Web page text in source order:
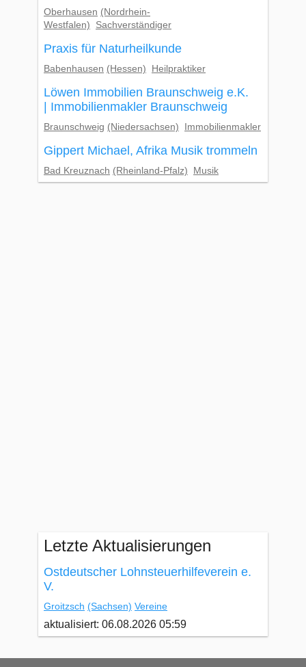
Oberhausen (Nordrhein-
Westfalen)
Sachverständiger
Praxis für Naturheilkunde
Babenhausen (Hessen) Heilpraktiker
Löwen Immobilien Braunschweig e.K.
| Immobilienmakler Braunschweig
Braunschweig (Niedersachsen) Immobilienmakler
Gippert Michael, Afrika Musik trommeln
Bad Kreuznach (Rheinland-Pfalz) Musik
Letzte Aktualisierungen
Ostdeutscher Lohnsteuerhilfeverein e.
V.
Groitzsch (Sachsen) Vereine
aktualisiert: 06.08.2026 05:59